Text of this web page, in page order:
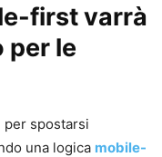
first varrà
per le
per spostarsi
una logica mobile-